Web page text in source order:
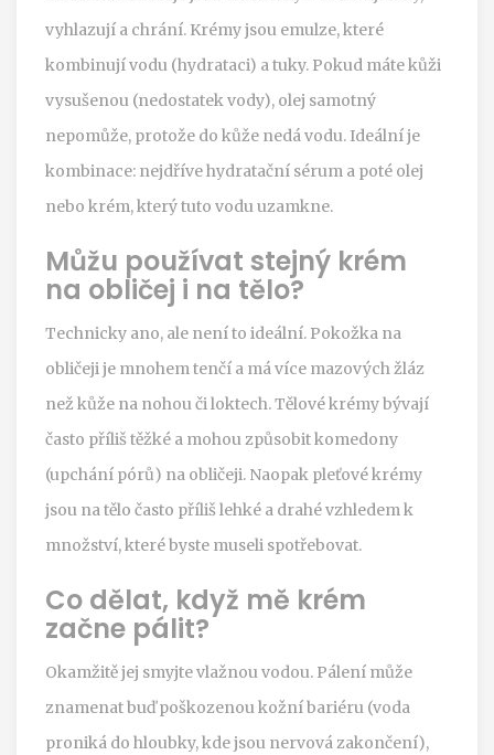
vyhlazují a chrání. Krémy jsou emulze, které
kombinují vodu (hydrataci) a tuky. Pokud máte kůži
vysušenou (nedostatek vody), olej samotný
nepomůže, protože do kůže nedá vodu. Ideální je
kombinace: nejdříve hydratační sérum a poté olej
nebo krém, který tuto vodu uzamkne.
Můžu používat stejný krém
na obličej i na tělo?
Technicky ano, ale není to ideální. Pokožka na
obličeji je mnohem tenčí a má více mazových žláz
než kůže na nohou či loktech. Tělové krémy bývají
často příliš těžké a mohou způsobit komedony
(upchání pórů) na obličeji. Naopak pleťové krémy
jsou na tělo často příliš lehké a drahé vzhledem k
množství, které byste museli spotřebovat.
Co dělat, když mě krém
začne pálit?
Okamžitě jej smyjte vlažnou vodou. Pálení může
znamenat buď poškozenou kožní bariéru (voda
proniká do hloubky, kde jsou nervová zakončení),